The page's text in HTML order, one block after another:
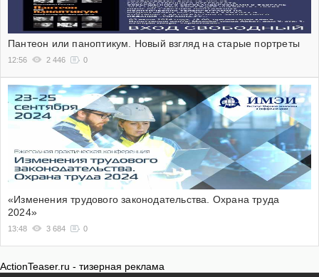
Пантеон или паноптикум. Новый взгляд на старые портреты
12:56 2 446 0
«Изменения трудового законодательства. Охрана труда
2024»
13:48 3 684 0
ActionTeaser.ru - тизерная реклама